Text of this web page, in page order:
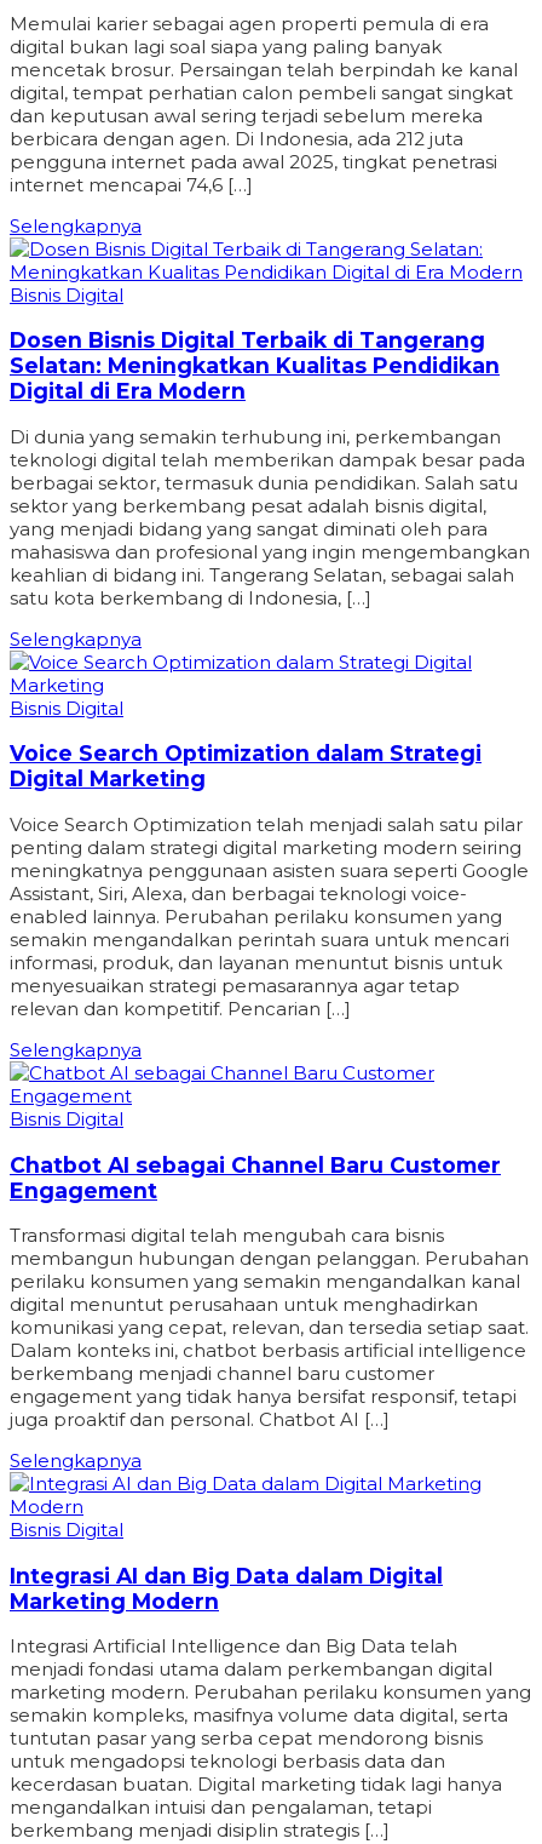
Memulai karier sebagai agen properti pemula di era
digital bukan lagi soal siapa yang paling banyak
mencetak brosur. Persaingan telah berpindah ke kanal
digital, tempat perhatian calon pembeli sangat singkat
dan keputusan awal sering terjadi sebelum mereka
berbicara dengan agen. Di Indonesia, ada 212 juta
pengguna internet pada awal 2025, tingkat penetrasi
internet mencapai 74,6 […]
Selengkapnya
Bisnis Digital
Dosen Bisnis Digital Terbaik di Tangerang
Selatan: Meningkatkan Kualitas Pendidikan
Digital di Era Modern
Di dunia yang semakin terhubung ini, perkembangan
teknologi digital telah memberikan dampak besar pada
berbagai sektor, termasuk dunia pendidikan. Salah satu
sektor yang berkembang pesat adalah bisnis digital,
yang menjadi bidang yang sangat diminati oleh para
mahasiswa dan profesional yang ingin mengembangkan
keahlian di bidang ini. Tangerang Selatan, sebagai salah
satu kota berkembang di Indonesia, […]
Selengkapnya
Bisnis Digital
Voice Search Optimization dalam Strategi
Digital Marketing
Voice Search Optimization telah menjadi salah satu pilar
penting dalam strategi digital marketing modern seiring
meningkatnya penggunaan asisten suara seperti Google
Assistant, Siri, Alexa, dan berbagai teknologi voice-
enabled lainnya. Perubahan perilaku konsumen yang
semakin mengandalkan perintah suara untuk mencari
informasi, produk, dan layanan menuntut bisnis untuk
menyesuaikan strategi pemasarannya agar tetap
relevan dan kompetitif. Pencarian […]
Selengkapnya
Bisnis Digital
Chatbot AI sebagai Channel Baru Customer
Engagement
Transformasi digital telah mengubah cara bisnis
membangun hubungan dengan pelanggan. Perubahan
perilaku konsumen yang semakin mengandalkan kanal
digital menuntut perusahaan untuk menghadirkan
komunikasi yang cepat, relevan, dan tersedia setiap saat.
Dalam konteks ini, chatbot berbasis artificial intelligence
berkembang menjadi channel baru customer
engagement yang tidak hanya bersifat responsif, tetapi
juga proaktif dan personal. Chatbot AI […]
Selengkapnya
Bisnis Digital
Integrasi AI dan Big Data dalam Digital
Marketing Modern
Integrasi Artificial Intelligence dan Big Data telah
menjadi fondasi utama dalam perkembangan digital
marketing modern. Perubahan perilaku konsumen yang
semakin kompleks, masifnya volume data digital, serta
tuntutan pasar yang serba cepat mendorong bisnis
untuk mengadopsi teknologi berbasis data dan
kecerdasan buatan. Digital marketing tidak lagi hanya
mengandalkan intuisi dan pengalaman, tetapi
berkembang menjadi disiplin strategis […]